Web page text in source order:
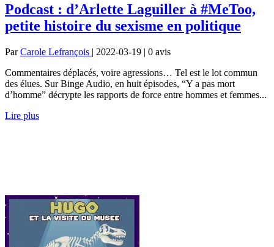
Podcast : d’Arlette Laguiller à #MeToo,
petite histoire du sexisme en politique
ParCarole Lefrançois | 2022-03-19 | 0 avis
Commentaires déplacés, voire agressions… Tel est le lot commun
des élues. Sur Binge Audio, en huit épisodes, “Y a pas mort
d’homme” décrypte les rapports de force entre hommes et femmes...
Lire plus